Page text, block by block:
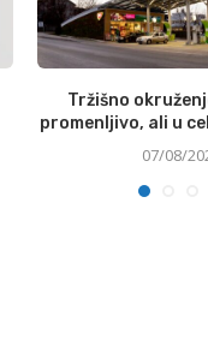
Tržišno
promenljivo, ali u
07/08/